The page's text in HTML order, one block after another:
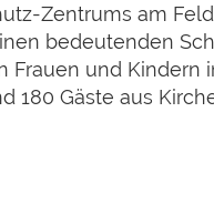
Zentrums am
bedeutenden
Frauen und Kindern
180 Gäste aus